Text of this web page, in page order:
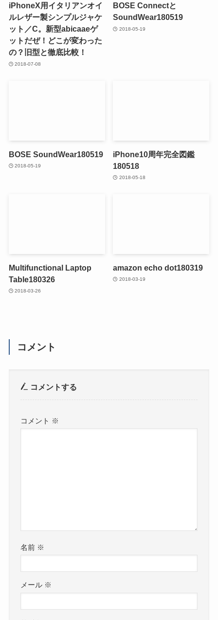
iPhoneX用イタリアンオイ
ルレザー製シンプルジャケ
ット／C。新型abicaaeゲ
ットだぜ！どこが変わった
の？旧型と徹底比較！
2018-07-08
BOSE Connectと
SoundWear180519
2018-05-19
BOSE SoundWear180519
2018-05-19
iPhone10周年完全図鑑
180518
2018-05-18
Multifunctional Laptop
Table180326
2018-03-26
amazon echo dot180319
2018-03-19
コメント
コメントする
コメント ※
名前 ※
メール ※